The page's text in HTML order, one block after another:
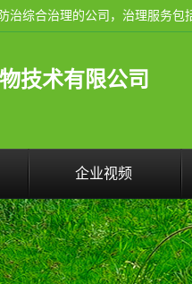
技术有限公司
企业视频